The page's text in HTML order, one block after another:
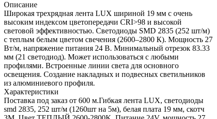
Описание
Широкая трехрядная лента LUX шириной 19 мм с очень
высоким индексом цветопередачи CRI>98 и высокой
световой эффективностью. Светодиоды SMD 2835 (252 шт/м)
с теплым белым цветом свечения (2600–2800 К). Мощность 27
Вт/м, напряжение питания 24 В. Минимальный отрезок 83.33
мм (21 светодиод). Может использоваться с любыми
профилями. Встроенные линии света для основного
освещения. Создание накладных и подвесных светильников
из алюминиевого профиля.
Характеристики
Поставка под заказ от 600 м.Гибкая лента LUX, светодиоды
smd 2835, 252 шт/м (1260шт на 5м), белая плата 19 мм, скотч